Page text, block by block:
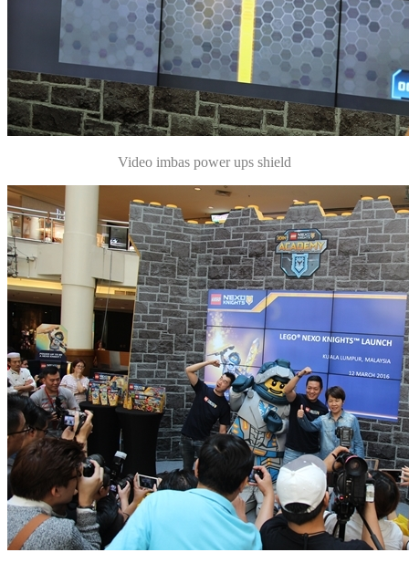
Video imbas power ups shield